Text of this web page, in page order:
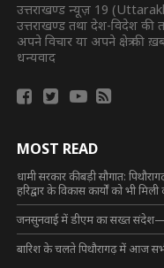
उत्तराखण्ड न्यूज़ 19
उत्तराखण्ड तथा देश-विदेश की
अपने विचार या अपने क्षेत्र की
धन्यवाद
MOST READ
धामी सरकार की बड़ी सौगात:
हरिद्वार के विकास कार्यों को भी
जनसुनवाई में डीएम का सख्त संदेश—
बारिश के चलते पिथौरागढ़ में आज